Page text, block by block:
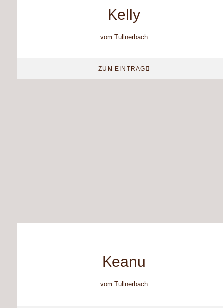
Kelly
vom Tullnerbach
ZUM EINTRAG
Keanu
vom Tullnerbach